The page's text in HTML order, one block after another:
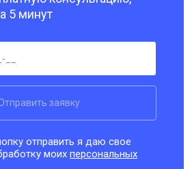
5 минут
заявку
отправить я даю свое
моихперсональных